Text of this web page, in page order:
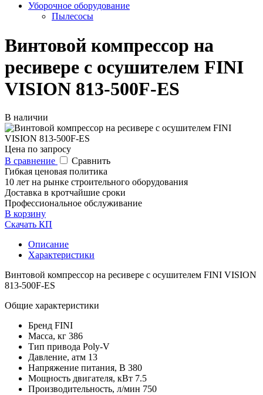
Уборочное оборудование
Пылесосы
Винтовой компрессор на
ресивере с осушителем FINI
VISION 813-500F-ES
В наличии
Цена по запросу
В сравнение
Сравнить
Гибкая ценовая политика
10 лет на рынке строительного оборудования
Доставка в кротчайшие сроки
Профессиональное обслуживание
В корзину
Скачать КП
Описание
Характеристики
Винтовой компрессор на ресивере с осушителем FINI VISION
813-500F-ES
Общие характеристики
Бренд FINI
Масса, кг 386
Тип привода Poly-V
Давление, атм 13
Напряжение питания, В 380
Мощность двигателя, кВт 7.5
Производительность, л/мин 750